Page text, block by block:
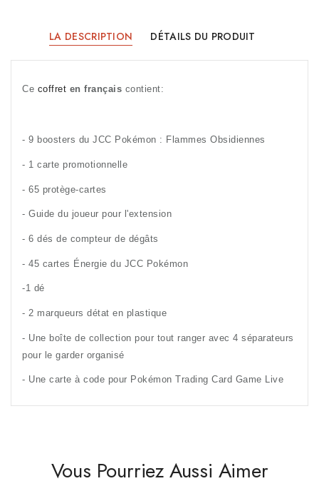
LA DESCRIPTION DÉTAILS DU PRODUIT
Ce coffret en français contient:
- 9 boosters du JCC Pokémon : Flammes Obsidiennes
- 1 carte promotionnelle
- 65 protège-cartes
- Guide du joueur pour l'extension
- 6 dés de compteur de dégâts
- 45 cartes Énergie du JCC Pokémon
-1 dé
- 2 marqueurs détat en plastique
- Une boîte de collection pour tout ranger avec 4 séparateurs
pour le garder organisé
- Une carte à code pour Pokémon Trading Card Game Live
Vous Pourriez Aussi Aimer